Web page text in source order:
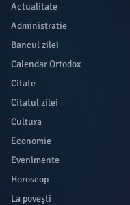
Actualitate
Administratie
Bancul zilei
Calendar Ortodox
Citate
Citatul zilei
Cultura
Economie
Evenimente
Horoscop
La povești